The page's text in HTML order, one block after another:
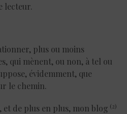
lecteur.
plus ou moins
qui mènent, ou non, à tel ou
évidemment, que
le chemin.
et de plus en plus, mon blog (2)